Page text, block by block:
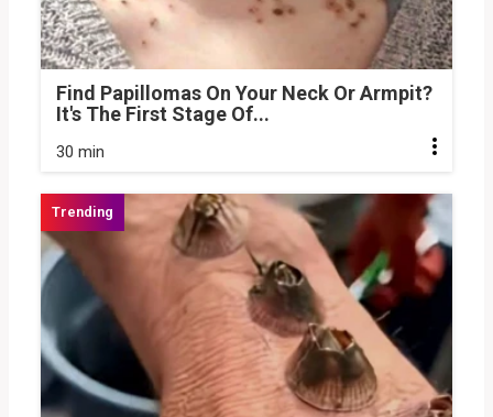
Find Papillomas On Your Neck Or Armpit?
It's The First Stage Of...
30 min